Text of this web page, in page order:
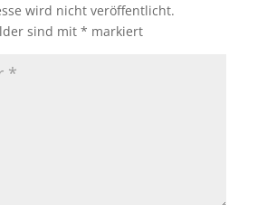
wird nicht veröffentlicht.
sind mit * markiert